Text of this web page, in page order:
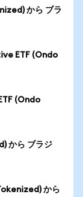
から ブラ
ETF (Ondo
(Ondo
から ブラジ
から